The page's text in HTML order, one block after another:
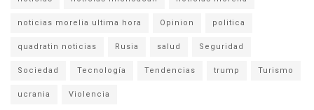
noticias morelia ultima hora Opinion politica
quadratin noticias Rusia salud Seguridad
Sociedad Tecnología Tendencias trump Turismo
ucrania Violencia